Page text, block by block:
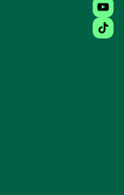
une nouvelle
une nouvelle
nouvelle fenêtre)